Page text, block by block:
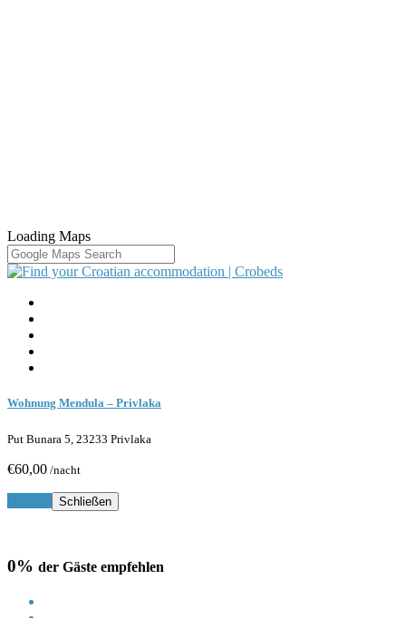
Loading Maps
Wohnung Mendula – Privlaka
Put Bunara 5, 23233 Privlaka
€60,00 /nacht
Schließen
0% der Gäste empfehlen